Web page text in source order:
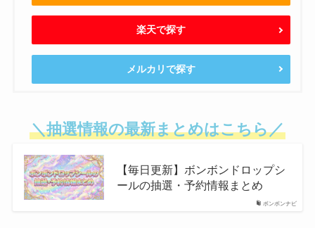
楽天で探す
メルカリで探す
＼抽選情報の最新まとめはこちら／
ボンボンナビ
【毎日更新】ボンボンドロップシ
ールの抽選・予約情報まとめ